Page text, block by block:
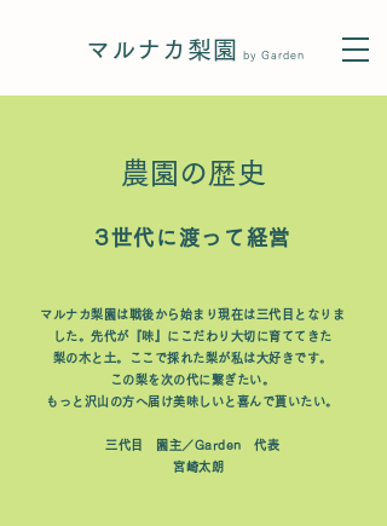
マルナカ梨園 by Garden
​農園の歴史
3世代に渡って経営
マルナカ梨園は戦後から始まり現在は三代目となり ま
した。先代が『味』にこだわり大切に育ててきた
梨の木と土。ここで採れた梨が私は大好きです。
この梨を次の代に繋ぎたい。
もっと沢山の方へ届け美味しいと喜んで貰いたい。
三代目 園主 ​／Garden 代表
宮崎太朗